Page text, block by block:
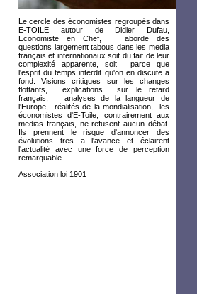
Le cercle des économistes regroupés dans
E-TOILE autour de Didier Dufau,
Economiste en Chef, aborde des
questions largement tabous dans les media
français et internationaux soit du fait de leur
complexité apparente, soit parce que
l'esprit du temps interdit qu'on en discute a
fond. Visions critiques sur les changes
flottants, explications sur le retard
français, analyses de la langueur de
l'Europe, réalités de la mondialisation, les
économistes d'E-Toile, contrairement aux
medias français, ne refusent aucun débat.
Ils prennent le risque d'annoncer des
évolutions tres a l'avance et éclairent
l'actualité avec une force de perception
remarquable.
Association loi 1901